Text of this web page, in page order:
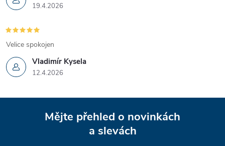
19.4.2026
Vladimír Kysela
12.4.2026
Velice spokojen
Mějte přehled o novinkách
a slevách